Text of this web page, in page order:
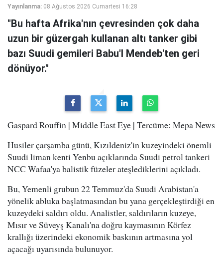
Yayınlanma: 08 Ağustos 2026 Cumartesi 16:28
"Bu hafta Afrika'nın çevresinden çok daha
uzun bir güzergah kullanan altı tanker gibi
bazı Suudi gemileri Babu'l Mendeb'ten geri
dönüyor."
Gaspard Rouffin | Middle East Eye | Tercüme: Mepa News
Husiler çarşamba günü, Kızıldeniz'in kuzeyindeki önemli
Suudi liman kenti Yenbu açıklarında Suudi petrol tankeri
NCC Wafaa'ya balistik füzeler ateşlediklerini açıkladı.
Bu, Yemenli grubun 22 Temmuz'da Suudi Arabistan'a
yönelik abluka başlatmasından bu yana gerçekleştirdiği en
kuzeydeki saldırı oldu. Analistler, saldırıların kuzeye,
Mısır ve Süveyş Kanalı'na doğru kaymasının Körfez
krallığı üzerindeki ekonomik baskının artmasına yol
açacağı uyarısında bulunuyor.